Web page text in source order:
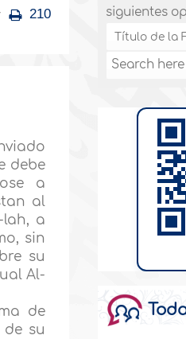
210
debe
a
al
a
sin
su
Al-
de
su
siguientes